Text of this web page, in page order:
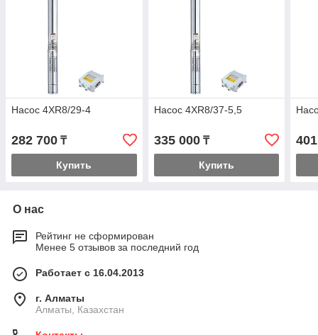
Насос 4XR8/29-4
282 700 ₸
Купить
Насос 4XR8/37-5,5
335 000₸
Купить
О нас
Рейтинг не сформирован
Менее 5 отзывов за последний год
Работает с 16.04.2013
г. Алматы
Алматы, Казахстан